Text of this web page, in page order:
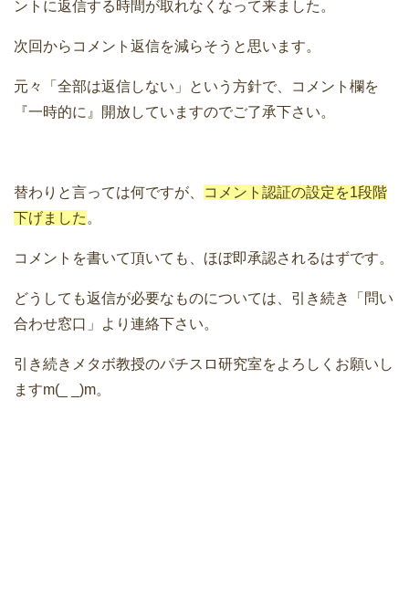
ントに返信する時間が取れなくなって来ました。
次回からコメント返信を減らそうと思います。
元々「全部は返信しない」という方針で、コメント欄を
『一時的に』開放していますのでご了承下さい。
替わりと言っては何ですが、
コメント認証の設定を1段階
下げました 。
コメントを書いて頂いても、ほぼ即承認されるはずです。
どうしても返信が必要なものについては、引き続き「問い
合わせ窓口」より連絡下さい。
引き続きメタボ教授のパチスロ研究室をよろしくお願いし
ますm(_ _)m。